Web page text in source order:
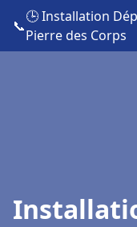
📞
🕒 Installation
Pierre des Corps